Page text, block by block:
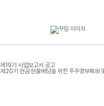
제19기 사업보고서 공고
제20기 현금·현물배당을 위한 주주명부폐쇄